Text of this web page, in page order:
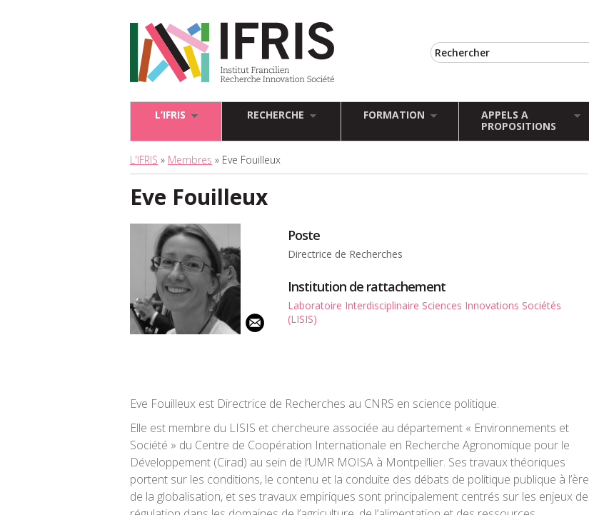
L’IFRIS RECHERCHE FORMATION
APPELS A
PROPOSITIONS
L'IFRIS » Membres » Eve Fouilleux
Eve Fouilleux
Poste
Directrice de Recherches
Institution de rattachement
Laboratoire Interdisciplinaire Sciences Innovations Sociétés
(LISIS)
Eve Fouilleux est Directrice de Recherches au CNRS en science politique.
Elle est membre du LISIS et chercheure associée au département « Environnements et
Société » du Centre de Coopération Internationale en Recherche Agronomique pour le
Développement (Cirad) au sein de l’UMR MOISA à Montpellier. Ses travaux théoriques
portent sur les conditions, le contenu et la conduite des débats de politique publique à l’ère
de la globalisation, et ses travaux empiriques sont principalement centrés sur les enjeux de